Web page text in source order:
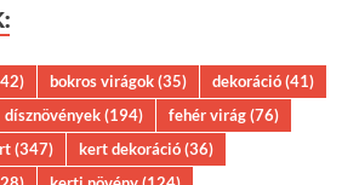
bokros virágok(35) dekoráció(41)
dísznövények(194) fehér virág(76)
(347) kert dekoráció(36)